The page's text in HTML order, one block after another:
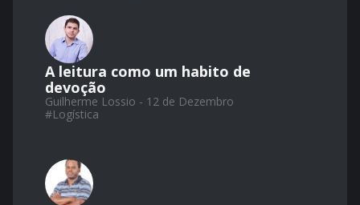
A leitura como um habito de
devoção
Guilherme Lossio - 12 de Dezembro
#Logística